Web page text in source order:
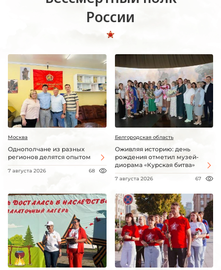
России
Москва
Однополчане из разных
регионов делятся опытом
7 августа 2026 68
Белгородская область
Оживляя историю: день
рождения отметил музей-
диорама «Курская битва»
7 августа 2026 67